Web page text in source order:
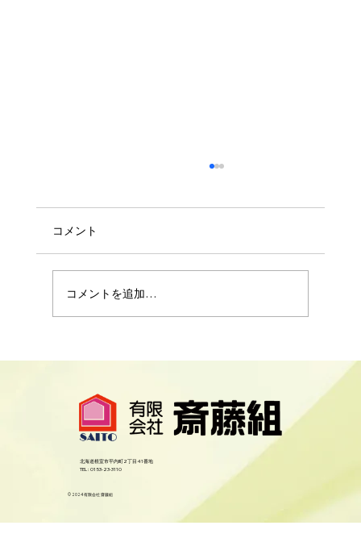
コメント
コメントを追加…
北海道根室市平内町2丁目41番地
​TEL : 0153-23-3110
© 2024 有限会社 齋藤組